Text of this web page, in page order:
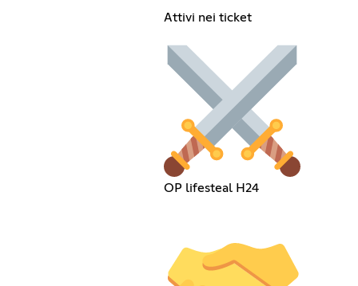
Attivi nei ticket
OP lifesteal H24